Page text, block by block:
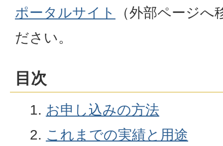
ポータルサイト
（外部ページ
ださい。
目次
お申し込みの方法
これまでの実績と用途